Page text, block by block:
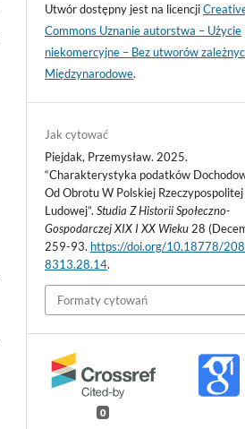
Utwór dostępny jest na licencji
Commons Uznanie autorstwa – Użycie
niekomercyjne – Bez utworów
Międzynarodowe.
Jak cytować
Piejdak, Przemysław. 2025.
“Charakterystyka podatków
Od Obrotu W Polskiej Rzeczypospolitej
Ludowej”.Studia Z Historii Społeczno-
Gospodarczej XIX I XX Wieku 28
259-93. https://doi.org/10.18778/
8313.28.14.
Formaty cytowań
0